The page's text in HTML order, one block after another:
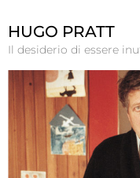
HUGO PRATT
Il desiderio di essere